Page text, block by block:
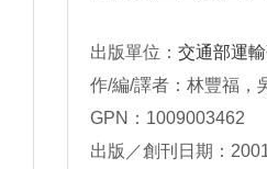
出版單位： 交通部運
作/編/譯者：林豐福，
GPN：1009003462
出版／創刊日期：